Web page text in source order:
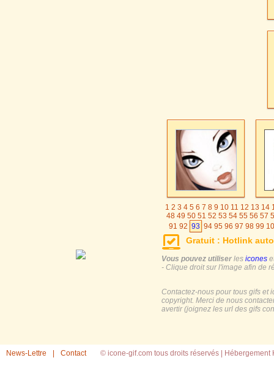
1 2 3 4 5 6 7 8 9 10 11 12 13 14
48 49 50 51 52 53 54 55 56 57
91 92 93 94 95 96 97 98 99
124
125 126 127 128 129 130
154
155 156 157 158 159 160
Gratuit : Hotlink
Vous pouvez utiliser les icones
- Clique droit sur l'image afin de
Contactez-nous pour tous gifs et
copyright. Merci de nous
avertir (joignez les url des gifs
News-Lettre Contact © icone-gif.com tous droits réservés | Hébergement